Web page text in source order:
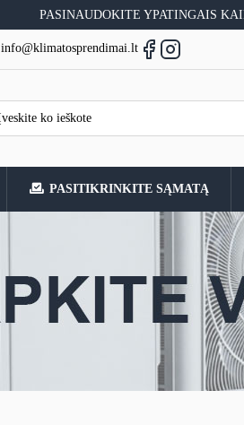
PASINAUDOKITE YPATINGAIS
info@klimatosprendimai.lt
PASITIKRINKITE SĄMATĄ